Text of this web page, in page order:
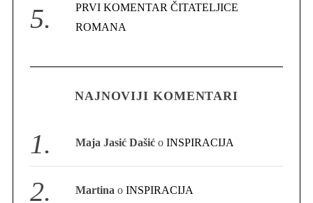
PRVI KOMENTAR ČITATELJICE
ROMANA
NAJNOVIJI KOMENTARI
Maja Jasić Dašić oINSPIRACIJA
Martina oINSPIRACIJA
a